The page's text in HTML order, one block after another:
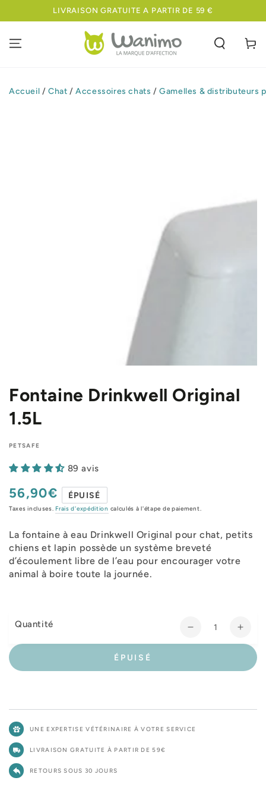
IGNORER LELIVRAISON GRATUITE A PARTIR DE 59 €
Panier
Accueil / Chat / Accessoires chats / Gamelles & distributeurs
Fontaine Drinkwell Original
1.5L
PETSAFE
89 avis
Prix
normal
56,90€ ÉPUISÉ
Taxes incluses. Frais d'expédition calculés à l'étape de paiement.
La fontaine à eau Drinkwell Original pour chat, petits
chiens et lapin possède un système breveté
d’écoulement libre de l’eau pour encourager votre
animal à boire toute la journée.
Quantité
Réduire
la
de
Original
la
de
ÉPUISÉ
UNE EXPERTISE VÉTÉRINAIRE À VOTRE SERVICE
LIVRAISON GRATUITE À PARTIR DE 59€
RETOURS SOUS 30 JOURS